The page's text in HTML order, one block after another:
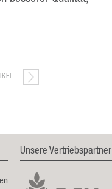
Unsere Vertriebspartner